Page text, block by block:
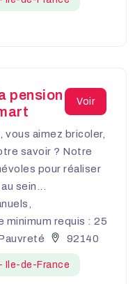
Voir
pension
vous aimez bricoler,
savoir ? Notre
pour réaliser
sein...
minimum requis : 25
92140
Ile-de-France